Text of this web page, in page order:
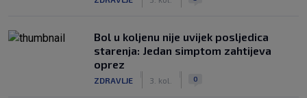
Bol u koljenu nije uvijek posljedica
starenja: Jedan simptom zahtijeva
oprez
ZDRAVLJE 3. kol. 0